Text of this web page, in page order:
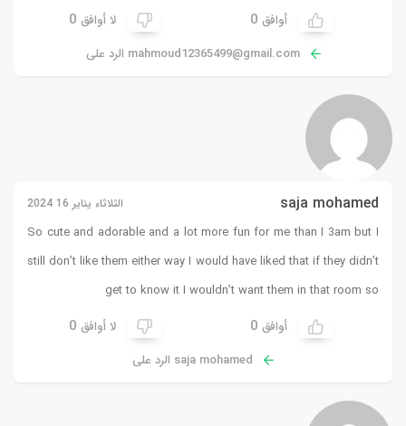
أوافق 0 لا أوافق 0
mahmoud12365499@gmail.com الرد على
saja mohamed الثلاثاء يناير 16 2024
So cute and adorable and a lot more fun for me than I 3am but I
still don’t like them either way I would have liked that if they didn’t
get to know it I wouldn’t want them in that room so
أوافق 0 لا أوافق 0
saja mohamed الرد على